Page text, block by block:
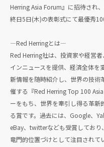
Herring Asia Forum』に招待され
終日5日(木)の表彰式にて最優秀
―Red Herringとは―
Red Herring社は、投資家や経営
インニュースを提供、経済全体を
新情報を随時紹介し、世界の技術
催する『Red Herring Top 100
ーをもち、世界を牽引し得る革
る賞です。過去には、Google、
eBay、twitterなども受賞してお
竜門的位置づけとして注目されて